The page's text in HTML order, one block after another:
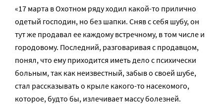
«17 марта в Охотном ряду ходил какой-то прилично
одетый господин, но без шапки. Сняв с себя шубу, он
тут же продавал ее каждому встречному, в том числе и
городовому. Последний, разговаривая с продавцом,
понял, что ему приходится иметь дело с психически
больным, так как неизвестный, забыв о своей шубе,
стал рассказывать о крыле какого-то насекомого,
которое, будто бы, излечивает массу болезней.